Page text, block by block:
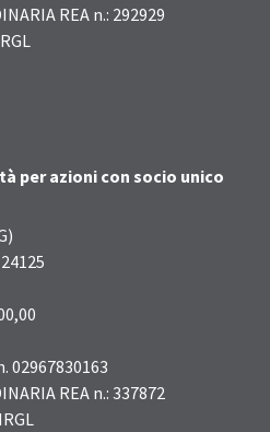
REA n.: 292929
per azioni con socio unico
02967830163
REA n.: 337872